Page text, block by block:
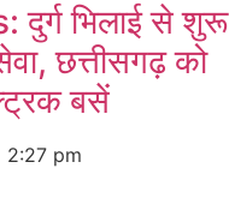
दुर्ग भिलाई से शुरू
छत्तीसगढ़ को
बसें
2:27 pm